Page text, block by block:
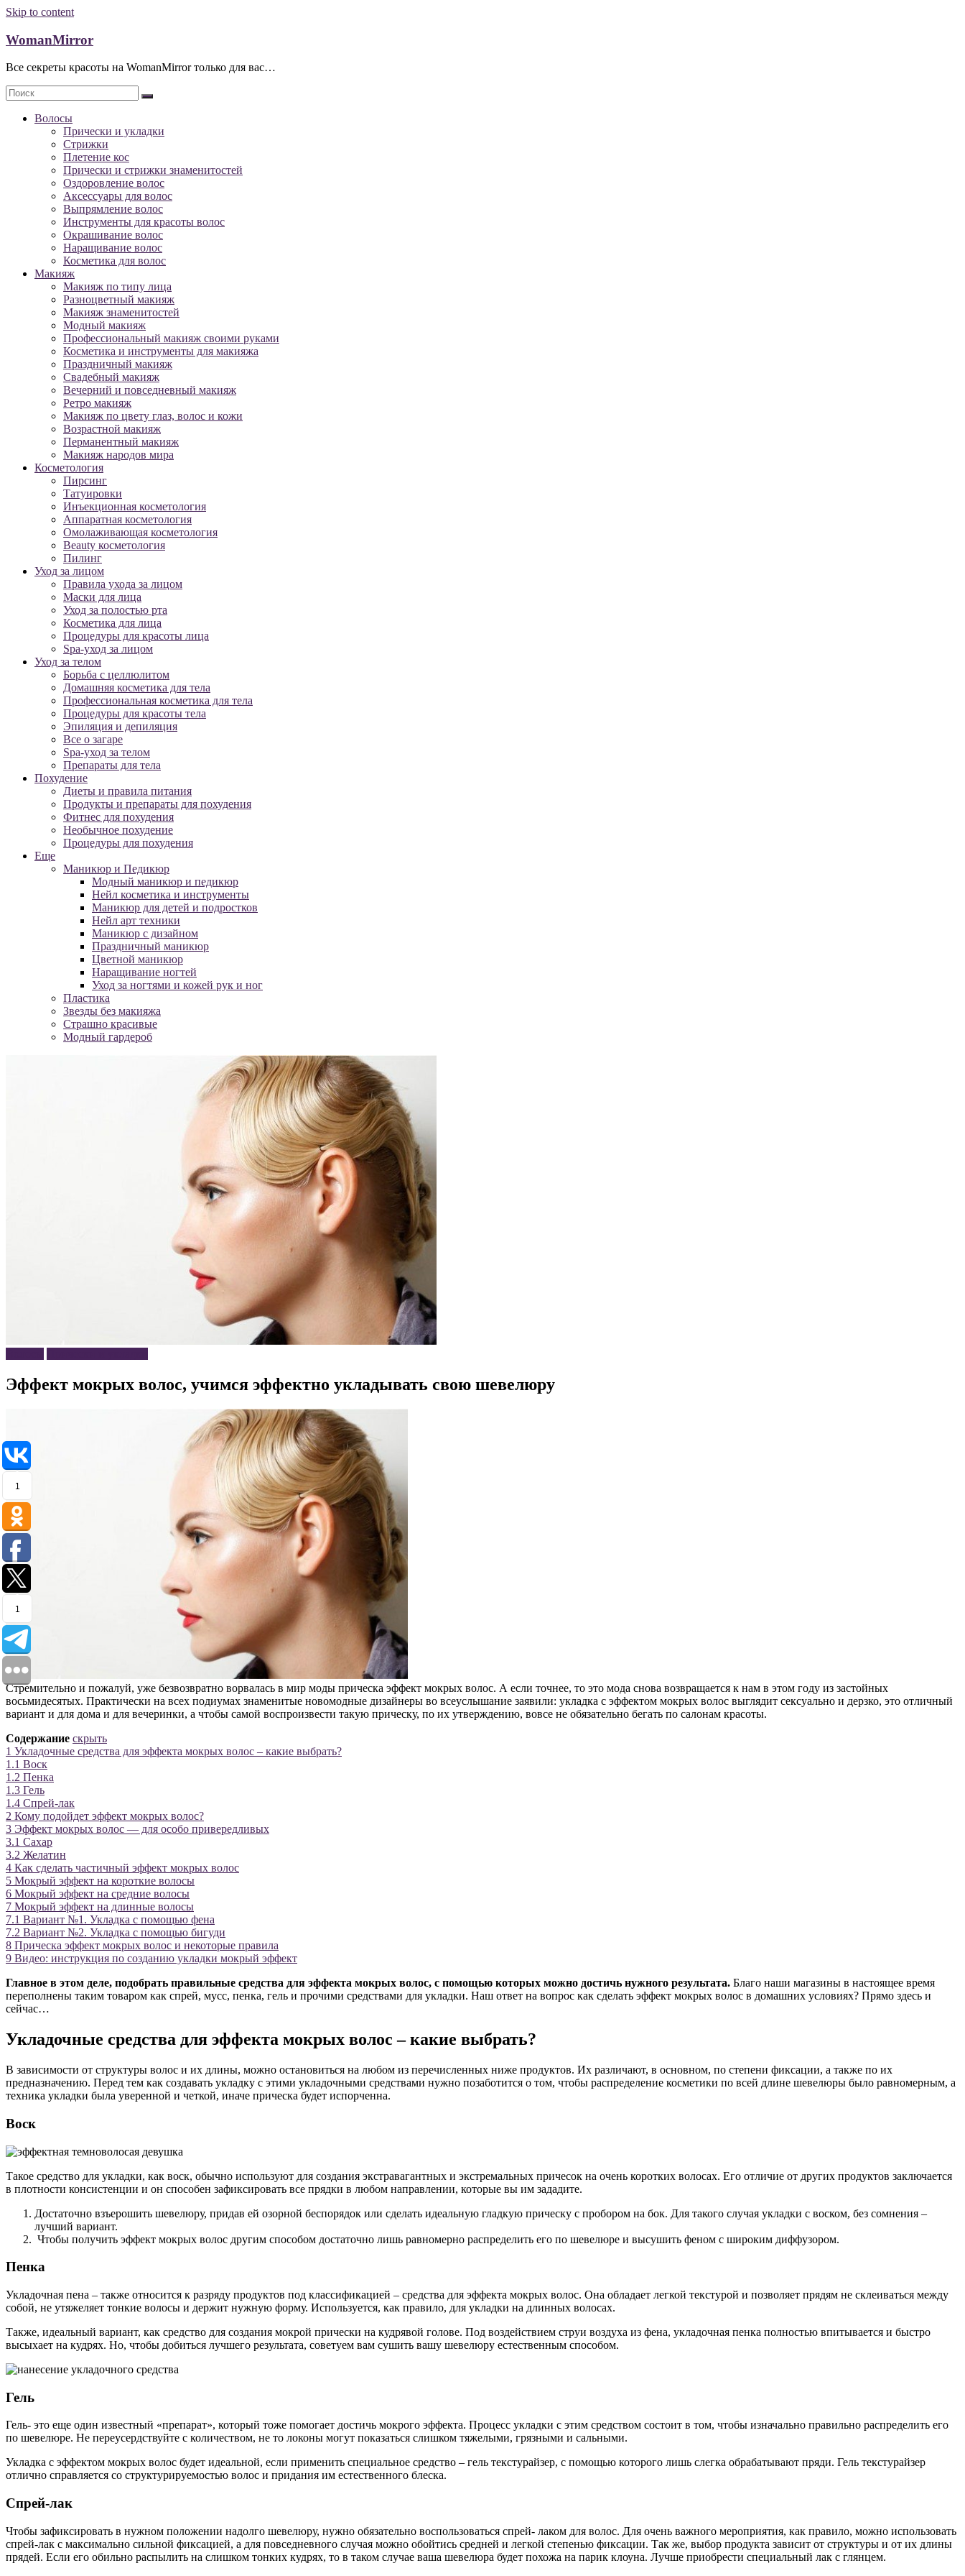
Skip to content
WomanMirror
Все секреты красоты на WomanMirror только для вас…
Волосы
Прически и укладки
Стрижки
Плетение кос
Прически и стрижки знаменитостей
Оздоровление волос
Аксессуары для волос
Выпрямление волос
Инструменты для красоты волос
Окрашивание волос
Наращивание волос
Косметика для волос
Макияж
Макияж по типу лица
Разноцветный макияж
Макияж знаменитостей
Модный макияж
Профессиональный макияж своими руками
Косметика и инструменты для макияжа
Праздничный макияж
Свадебный макияж
Вечерний и повседневный макияж
Ретро макияж
Макияж по цвету глаз, волос и кожи
Возрастной макияж
Перманентный макияж
Макияж народов мира
Косметология
Пирсинг
Татуировки
Инъекционная косметология
Аппаратная косметология
Омолаживающая косметология
Beauty косметология
Пилинг
Уход за лицом
Правила ухода за лицом
Маски для лица
Уход за полостью рта
Косметика для лица
Процедуры для красоты лица
Spa-уход за лицом
Уход за телом
Борьба с целлюлитом
Домашняя косметика для тела
Профессиональная косметика для тела
Процедуры для красоты тела
Эпиляция и депиляция
Все о загаре
Spa-уход за телом
Препараты для тела
Похудение
Диеты и правила питания
Продукты и препараты для похудения
Фитнес для похудения
Необычное похудение
Процедуры для похудения
Еще
Маникюр и Педикюр
Модный маникюр и педикюр
Нейл косметика и инструменты
Маникюр для детей и подростков
Нейл арт техники
Маникюр с дизайном
Праздничный маникюр
Цветной маникюр
Наращивание ногтей
Уход за ногтями и кожей рук и ног
Пластика
Звезды без макияжа
Страшно красивые
Модный гардероб
Эффект мокрых волос, учимся эффектно укладывать свою шевелюру
Стремительно и пожалуй, уже безвозвратно ворвалась в мир моды прическа эффект мокрых волос. А если точнее, то это мода снова возвращается к нам в этом году из застойных
восьмидесятых. Практически на всех подиумах знаменитые новомодные дизайнеры во всеуслышание заявили: укладка с эффектом мокрых волос выглядит сексуально и дерзко, это отличный
вариант и для дома и для вечеринки, а чтобы самой воспроизвести такую прическу, по их утверждению, вовсе не обязательно бегать по салонам красоты.
Содержание скрыть
1 Укладочные средства для эффекта мокрых волос – какие выбрать?
1.1 Воск
1.2 Пенка
1.3 Гель
1.4 Спрей-лак
2 Кому подойдет эффект мокрых волос?
3 Эффект мокрых волос — для особо привередливых
3.1 Сахар
3.2 Желатин
4 Как сделать частичный эффект мокрых волос
5 Мокрый эффект на короткие волосы
6 Мокрый эффект на средние волосы
7 Мокрый эффект на длинные волосы
7.1 Вариант №1. Укладка с помощью фена
7.2 Вариант №2. Укладка с помощью бигуди
8 Прическа эффект мокрых волос и некоторые правила
9 Видео: инструкция по созданию укладки мокрый эффект
Главное в этом деле, подобрать правильные средства для эффекта мокрых волос, с помощью которых можно достичь нужного результата. Благо наши магазины в настоящее время
переполнены таким товаром как спрей, мусс, пенка, гель и прочими средствами для укладки. Наш ответ на вопрос как сделать эффект мокрых волос в домашних условиях? Прямо здесь и
сейчас…
Укладочные средства для эффекта мокрых волос – какие выбрать?
В зависимости от структуры волос и их длины, можно остановиться на любом из перечисленных ниже продуктов. Их различают, в основном, по степени фиксации, а также по их
предназначению. Перед тем как создавать укладку с этими укладочными средствами нужно позаботится о том, чтобы распределение косметики по всей длине шевелюры было равномерным, а
техника укладки была уверенной и четкой, иначе прическа будет испорченна.
Воск
Такое средство для укладки, как воск, обычно используют для создания экстравагантных и экстремальных причесок на очень коротких волосах. Его отличие от других продуктов заключается
в плотности консистенции и он способен зафиксировать все прядки в любом направлении, которые вы им зададите.
Достаточно взъерошить шевелюру, придав ей озорной беспорядок или сделать идеальную гладкую прическу с пробором на бок. Для такого случая укладки с воском, без сомнения –
лучший вариант.
Чтобы получить эффект мокрых волос другим способом достаточно лишь равномерно распределить его по шевелюре и высушить феном с широким диффузором.
Пенка
Укладочная пена – также относится к разряду продуктов под классификацией – средства для эффекта мокрых волос. Она обладает легкой текстурой и позволяет прядям не склеиваться между
собой, не утяжеляет тонкие волосы и держит нужную форму. Используется, как правило, для укладки на длинных волосах.
Также, идеальный вариант, как средство для создания мокрой прически на кудрявой голове. Под воздействием струи воздуха из фена, укладочная пенка полностью впитывается и быстро
высыхает на кудрях. Но, чтобы добиться лучшего результата, советуем вам сушить вашу шевелюру естественным способом.
Гель
Гель- это еще один известный «препарат», который тоже помогает достичь мокрого эффекта. Процесс укладки с этим средством состоит в том, чтобы изначально правильно распределить его
по шевелюре. Не переусердствуйте с количеством, не то локоны могут показаться слишком тяжелыми, грязными и сальными.
Укладка с эффектом мокрых волос будет идеальной, если применить специальное средство – гель текстурайзер, с помощью которого лишь слегка обрабатывают пряди. Гель текстурайзер
отлично справляется со структурируемостью волос и придания им естественного блеска.
Спрей-лак
Чтобы зафиксировать в нужном положении надолго шевелюру, нужно обязательно воспользоваться спрей- лаком для волос. Для очень важного мероприятия, как правило, можно использовать
спрей-лак с максимально сильной фиксацией, а для повседневного случая можно обойтись средней и легкой степенью фиксации. Так же, выбор продукта зависит от структуры и от их длины
прядей. Если его обильно распылить на слишком тонких кудрях, то в таком случае ваша шевелюра будет похожа на парик клоуна. Лучше приобрести специальный лак с глянцем.
1
1